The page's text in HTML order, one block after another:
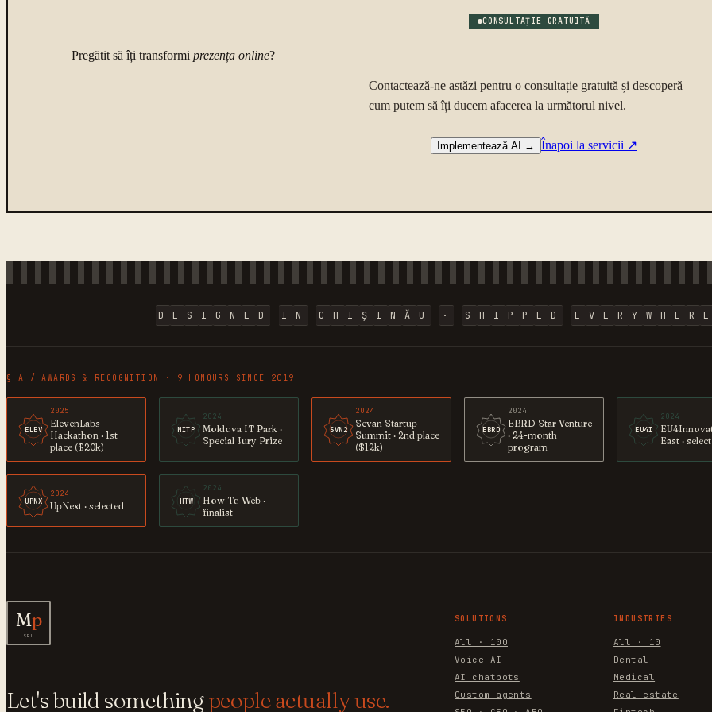
CONSULTAȚIE GRATUITĂ
Pregătit să îți transformi prezența online?
Contactează-ne astăzi pentru o consultație gratuită și descoperă
cum putem să îți ducem afacerea la următorul nivel.
Implementează AI → Înapoi la servicii ↗
D E S I G N E D I N C H I Ș I N Ă U · S H I P P E D E V E R Y W H E R E
§ A / AWARDS & RECOGNITION · 9 HONOURS SINCE 2019
ELEV
2025
ElevenLabs
Hackathon · 1st
place ($20k)
MITP
2024
Moldova IT Park ·
Special Jury Prize
SVN2
2024
Sevan Startup
Summit · 2nd place
($12k)
EBRD
2024
EBRD Star Venture
· 24-month
program
EU4I
2024
East ·
UPNX
2024
UpNext · selected HTW
2024
How To Web ·
finalist
Mp
SRL
Let's build somethingpeople actually use.
SOLUTIONS
All · 100
Voice AI
AI chatbots
Custom agents
INDUSTRIES
All · 10
Dental
Medical
Real estate